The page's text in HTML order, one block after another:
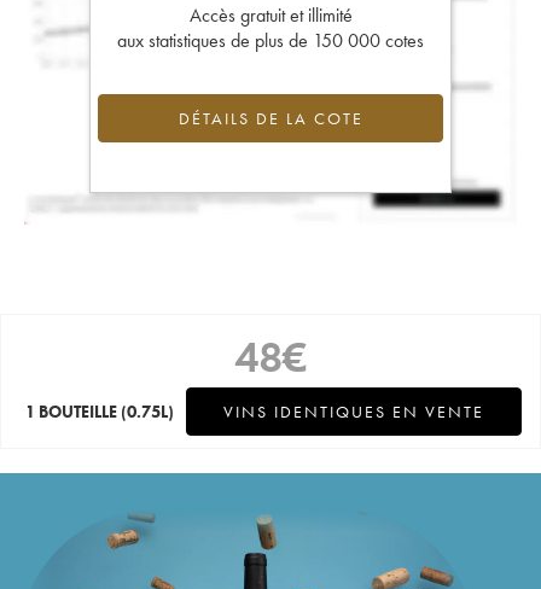
Accès gratuit et illimité
aux statistiques de plus de 150 000 cotes
DÉTAILS DE LA COTE
48€
1 BOUTEILLE (0.75L) VINS IDENTIQUES EN VENTE